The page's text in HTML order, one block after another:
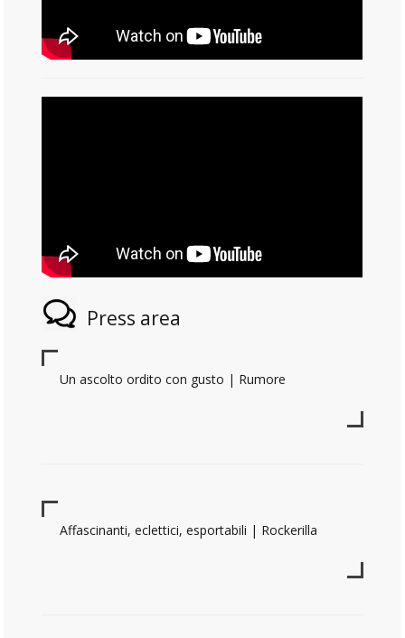
Press area
Un ascolto ordito con gusto | Rumore
Affascinanti, eclettici, esportabili | Rockerilla